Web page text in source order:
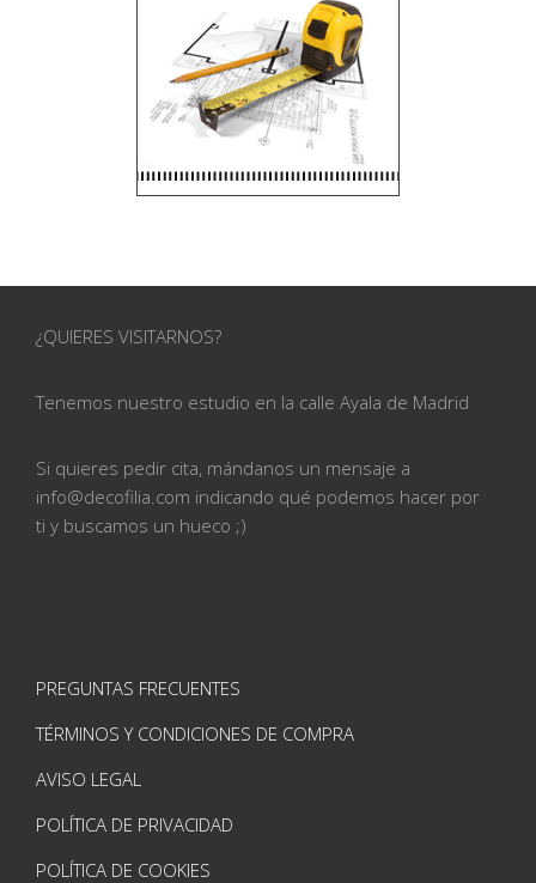
¿QUIERES VISITARNOS?
Tenemos nuestro estudio en la calle Ayala de Madrid
Si quieres pedir cita, mándanos un mensaje a
info@decofilia.com indicando qué podemos hacer por
ti y buscamos un hueco ;)
PREGUNTAS FRECUENTES
TÉRMINOS Y CONDICIONES DE COMPRA
AVISO LEGAL
POLÍTICA DE PRIVACIDAD
POLÍTICA DE COOKIES